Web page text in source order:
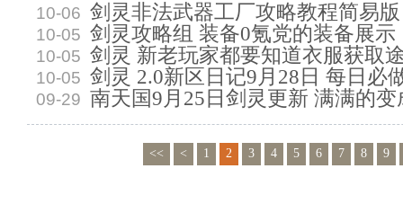
10-06 剑灵非法武器工厂攻略教程简易
10-05 剑灵攻略组 装备0氪党的装备展示
10-05 剑灵 新老玩家都要知道衣服获取
10-05 剑灵 2.0新区日记9月28日 每日必
09-29 南天国9月25日剑灵更新 满满的
<< < 1 2 3 4 5 6 7 8 9